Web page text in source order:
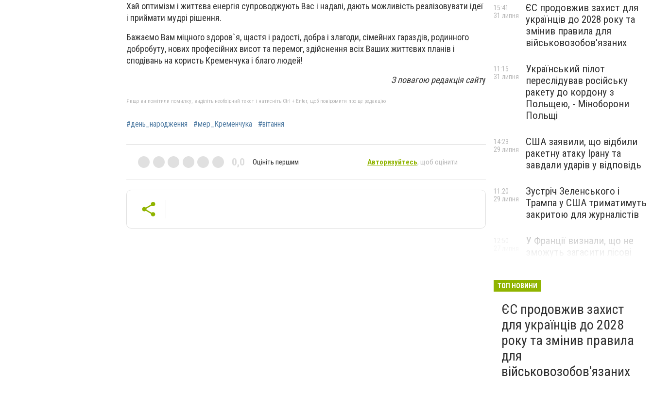
Хай оптимізм і життєва енергія супроводжують Вас і надалі, дають можливість реалізовувати ідеї
і приймати мудрі рішення.
Бажаємо Вам міцного здоров`я, щастя і радості, добра і злагоди, сімейних гараздів, родинного
добробуту, нових професійних висот та перемог, здійснення всіх Ваших життєвих планів і
сподівань на користь Кременчука і благо людей!
З повагою редакція сайту
Якщо ви помітили помилку, виділіть необхідний текст і натисніть Ctrl + Enter, щоб повідомити про це редакцію
#день_народження #мер_Кременчука #вітання
0,0 Оцініть першим Авторизуйтесь, щоб оцінити
ЄС продовжив захист для
українців до 2028 року та
змінив правила для
військовозобов'язаних
15:41
31 липня
Український пілот
переслідував російську
ракету до кордону з
Польщею, - Міноборони
Польщі
11:15
31 липня
США заявили, що відбили
ракетну атаку Ірану та
завдали ударів у відповідь
14:23
29 липня
Зустріч Зеленського і
Трампа у США триматимуть
закритою для журналістів
11:20
29 липня
У Франції визнали, що не
ТОП НОВИНИ
ЄС продовжив захист
для українців до 2028
року та змінив правила
для
військовозобов'язаних